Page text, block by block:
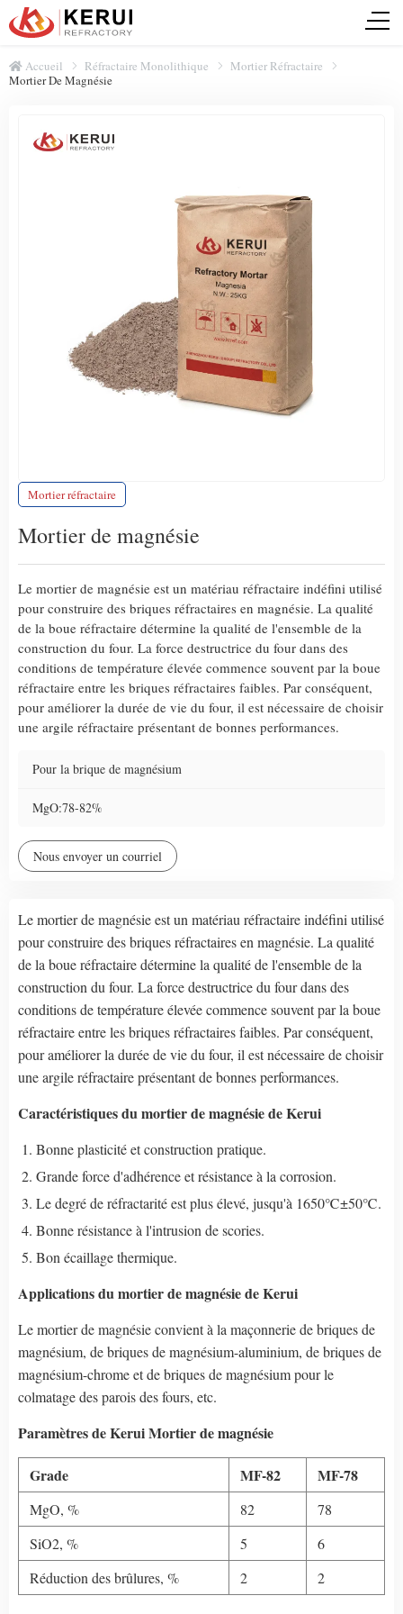
Accueil Réfractaire Monolithique
Mortier Réfractaire
Mortier De Magnésie
Mortier réfractaire
Mortier de magnésie
Le mortier de magnésie est un matériau réfractaire indéfini utilisé
pour construire des briques réfractaires en magnésie. La qualité
de la boue réfractaire détermine la qualité de l'ensemble de la
construction du four. La force destructrice du four dans des
conditions de température élevée commence souvent par la boue
réfractaire entre les briques réfractaires faibles. Par conséquent,
pour améliorer la durée de vie du four, il est nécessaire de choisir
une argile réfractaire présentant de bonnes performances.
Pour la brique de magnésium
MgO:78-82%
Nous envoyer un courriel
Le mortier de magnésie est un matériau réfractaire indéfini utilisé
pour construire des briques réfractaires en magnésie. La qualité
de la boue réfractaire détermine la qualité de l'ensemble de la
construction du four. La force destructrice du four dans des
conditions de température élevée commence souvent par la boue
réfractaire entre les briques réfractaires faibles. Par conséquent,
pour améliorer la durée de vie du four, il est nécessaire de choisir
une argile réfractaire présentant de bonnes performances.
Caractéristiques du mortier de magnésie de Kerui
Bonne plasticité et construction pratique.
Grande force d'adhérence et résistance à la corrosion.
Le degré de réfractarité est plus élevé, jusqu'à 1650℃±50℃.
Bonne résistance à l'intrusion de scories.
Bon écaillage thermique.
Applications du mortier de magnésie de Kerui
Le mortier de magnésie convient à la maçonnerie de briques de
magnésium, de briques de magnésium-aluminium, de briques de
magnésium-chrome et de briques de magnésium pour le
colmatage des parois des fours, etc.
Paramètres de KeruiMortier de magnésie
Grade MF-82 MF-78
MgO, % 82
78
SiO2, %
5
6
Réduction des brûlures, %
2 2